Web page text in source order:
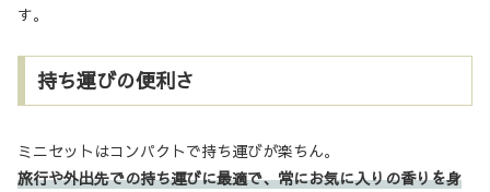
す。
持ち運びの便利さ
ミニセットはコンパクトで持ち運びが楽ちん。
旅行や外出先での持ち運びに最適で、常にお気に入りの香りを身